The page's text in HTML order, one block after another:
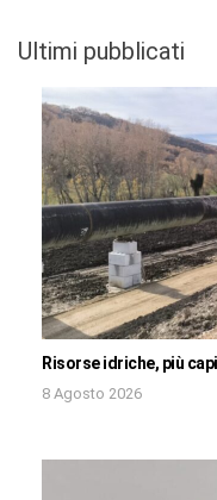
Ultimi pubblicati
Risorse idriche, più
8 Agosto 2026